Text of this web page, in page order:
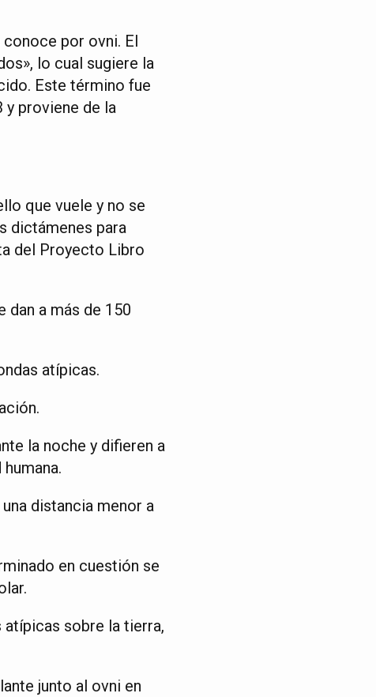
por ovni. El
lo cual sugiere la
Este término fue
y proviene de la
que vuele y no se
dictámenes para
del Proyecto Libro
dan a más de 150
atípicas.
la noche y difieren a
distancia menor a
en cuestión se
atípicas sobre la tierra,
junto al ovni en